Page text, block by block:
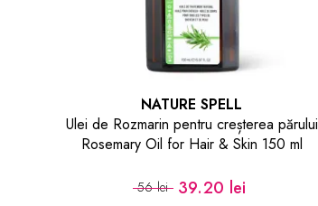
NATURE SPELL
Ulei de Rozmarin pentru creșterea părului
Rosemary Oil for Hair & Skin 150 ml
56 lei 39.20 lei